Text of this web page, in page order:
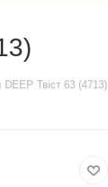
Твіст 63 (4713)